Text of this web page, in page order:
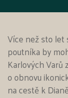
Více než sto
poutníka by
Karlových Varů
o obnovu
na cestě k